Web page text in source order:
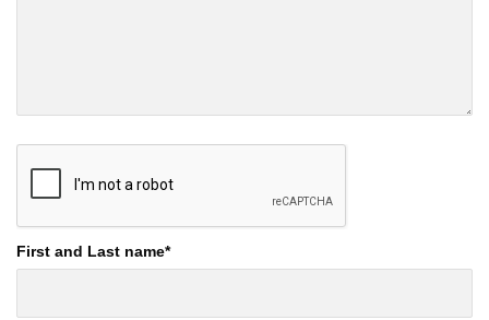
First and Last name*